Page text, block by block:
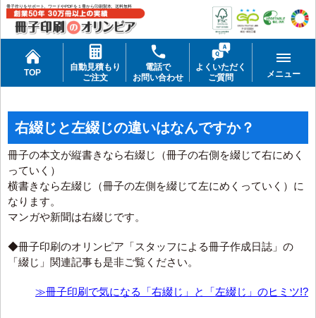
冊子作りをサポート。ワードやPDFを１冊から印刷製本。送料無料
TOP
自動見積もり
ご注文
電話で
お問い合わせ
よくいただく
ご質問
メニュー
右綴じと左綴じの違いはなんですか？
冊子の本文が縦書きなら右綴じ（冊子の右側を綴じて右にめく
っていく）
横書きなら左綴じ（冊子の左側を綴じて左にめくっていく）に
なります。
マンガや新聞は右綴じです。
◆冊子印刷のオリンピア「スタッフによる冊子作成日誌」の
「綴じ」関連記事も是非ご覧ください。
≫冊子印刷で気になる「右綴じ」と「左綴じ」のヒミツ!?